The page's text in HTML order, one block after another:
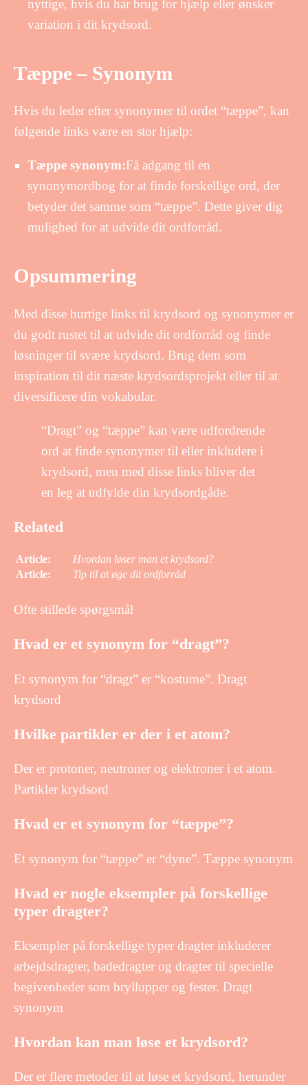
nyttige, hvis du har brug for hjælp eller ønsker
variation i dit krydsord.
Tæppe – Synonym
Hvis du leder efter synonymer til ordet “tæppe”, kan
følgende links være en stor hjælp:
Tæppe synonym:Få adgang til en
synonymordbog for at finde forskellige ord, der
betyder det samme som “tæppe”. Dette giver dig
mulighed for at udvide dit ordforråd.
Opsummering
Med disse hurtige links til krydsord og synonymer er
du godt rustet til at udvide dit ordforråd og finde
løsninger til svære krydsord. Brug dem som
inspiration til dit næste krydsordsprojekt eller til at
diversificere din vokabular.
“Dragt” og “tæppe” kan være udfordrende
ord at finde synonymer til eller inkludere i
krydsord, men med disse links bliver det
en leg at udfylde din krydsordgåde.
Related
Article:
Hvordan løser man et krydsord?
Article:
Tip til at øge dit ordforråd
Ofte stillede spørgsmål
Hvad er et synonym for “dragt”?
Et synonym for “dragt” er “kostume”. Dragt
krydsord
Hvilke partikler er der i et atom?
Der er protoner, neutroner og elektroner i et atom.
Partikler krydsord
Hvad er et synonym for “tæppe”?
Et synonym for “tæppe” er “dyne”. Tæppe synonym
Hvad er nogle eksempler på forskellige
typer dragter?
Eksempler på forskellige typer dragter inkluderer
arbejdsdragter, badedragter og dragter til specielle
begivenheder som bryllupper og fester. Dragt
synonym
Hvordan kan man løse et krydsord?
Der er flere metoder til at løse et krydsord, herunder